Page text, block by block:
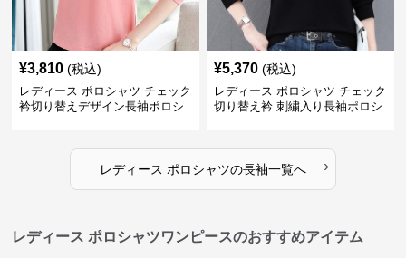
¥3,810 (税込)
レディース ポロシャツ チェック
衿切り替えデザイン長袖ポロシ
¥5,370 (税込)
レディース ポロシャツ チェック
切り替え衿 刺繍入り長袖ポロシ
レディース ポロシャツの長袖一覧へ ›
レディース ポロシャツワンピースのおすすめアイテム